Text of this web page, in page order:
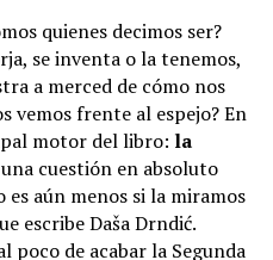
quienes decimos ser?
se inventa o la tenemos,
a merced de cómo nos
vemos frente al espejo? En
motor del libro: la
cuestión en absoluto
aún menos si la miramos
escribe Daša Drndić.
poco de acabar la Segunda